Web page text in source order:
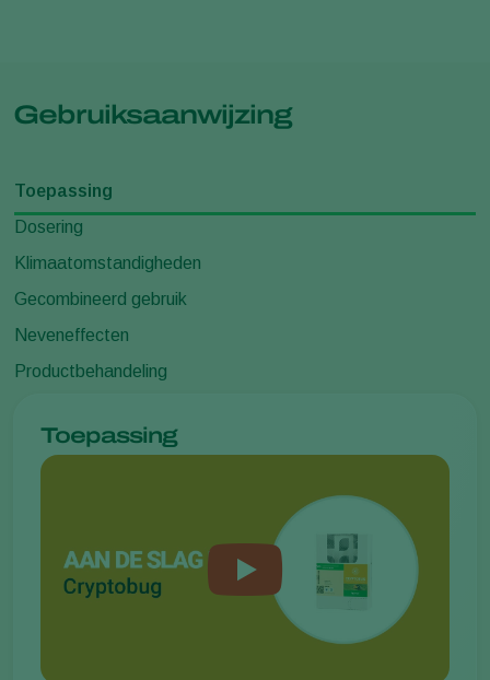
Gebruiksaanwijzing
Toepassing
Dosering
Klimaatomstandigheden
Gecombineerd gebruik
Neveneffecten
Productbehandeling
Toepassing